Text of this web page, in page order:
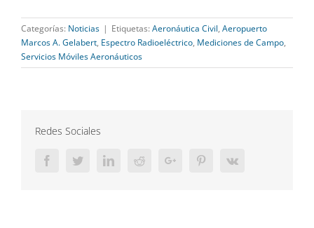
Categorías: Noticias | Etiquetas: Aeronáutica Civil, Aeropuerto
Marcos A. Gelabert, Espectro Radioeléctrico, Mediciones de Campo,
Servicios Móviles Aeronáuticos
Redes Sociales
FacebookTwitterLinkedInRedditGoogle+ PinterestVk